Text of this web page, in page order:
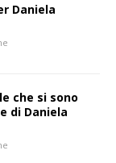
Daniela
che si sono
di Daniela